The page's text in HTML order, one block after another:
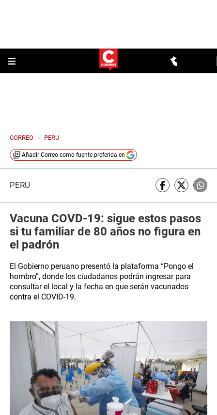
CORREO > PERU
Añadir Correo como fuente preferida en
PERÚ
Vacuna COVD-19: sigue estos pasos
si tu familiar de 80 años no figura en
el padrón
El Gobierno peruano presentó la plataforma “Pongo el
hombro”, donde los ciudadanos podrán ingresar para
consultar el local y la fecha en que serán vacunados
contra el COVID-19.